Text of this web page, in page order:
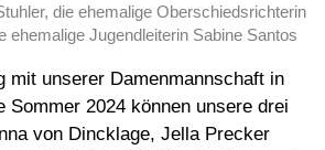
die ehemalige Oberschiedsrichterin
ehemalige Jugendleiterin Sabine Santos
mit unserer Damenmannschaft in
Sommer 2024 können unsere drei
von Dincklage, Jella Precker